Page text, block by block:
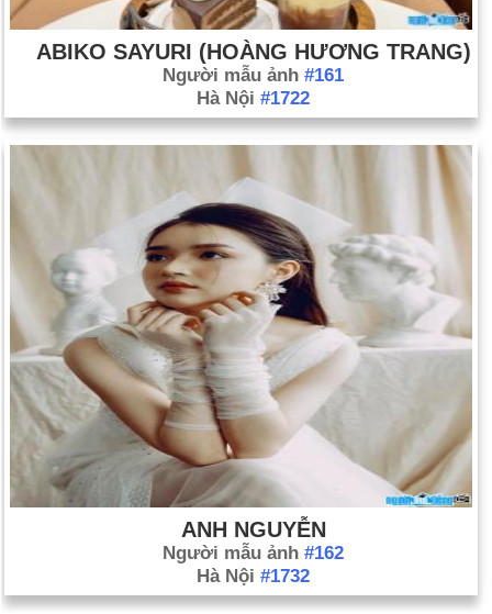
ABIKO SAYURI (HOÀNG HƯƠNG TRANG)
Người mẫu ảnh #161
Hà Nội #1722
ANH NGUYỄN
Người mẫu ảnh #162
Hà Nội #1732